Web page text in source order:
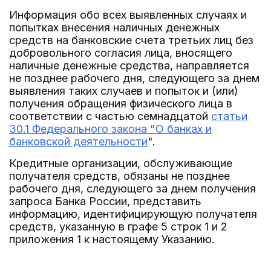
Информация обо всех выявленных случаях и
попытках внесения наличных денежных
средств на банковские счета третьих лиц без
добровольного согласия лица, вносящего
наличные денежные средства, направляется
не позднее рабочего дня, следующего за днем
выявления таких случаев и попыток и (или)
получения обращения физического лица в
соответствии с частью семнадцатой статьи
30.1 Федерального закона "О банках и
банковской деятельности".
Кредитные организации, обслуживающие
получателя средств, обязаны не позднее
рабочего дня, следующего за днем получения
запроса Банка России, представить
информацию, идентифицирующую получателя
средств, указанную в графе 5 строк 1 и 2
приложения 1 к настоящему Указанию.